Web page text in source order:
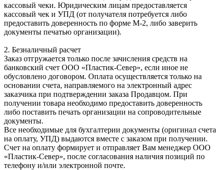
кассовый чеки. Юридическим лицам предоставляется
кассовый чек и УПД (от получателя потребуется либо
предоставить доверенность по форме М-2, либо заверить
документы печатью организации).
2. Безналичный расчет
Заказ отгружается только после зачисления средств на
банковский счет ООО «Пластик-Север», если иное не
обусловлено договором. Оплата осуществляется только на
основании счета, направляемого на электронный адрес
заказчика при подтверждении заказа Продавцом. При
получении товара необходимо предоставить доверенность
либо поставить печать организации на сопроводительные
документы.
Все необходимые для бухгалтерии документы (оригинал счета
на оплату, УПД) выдаются вместе с заказом при получении.
Счет на оплату формирует и отправляет Вам менеджер ООО
«Пластик-Север», после согласования наличия позиций по
телефону и/или электронной почте.